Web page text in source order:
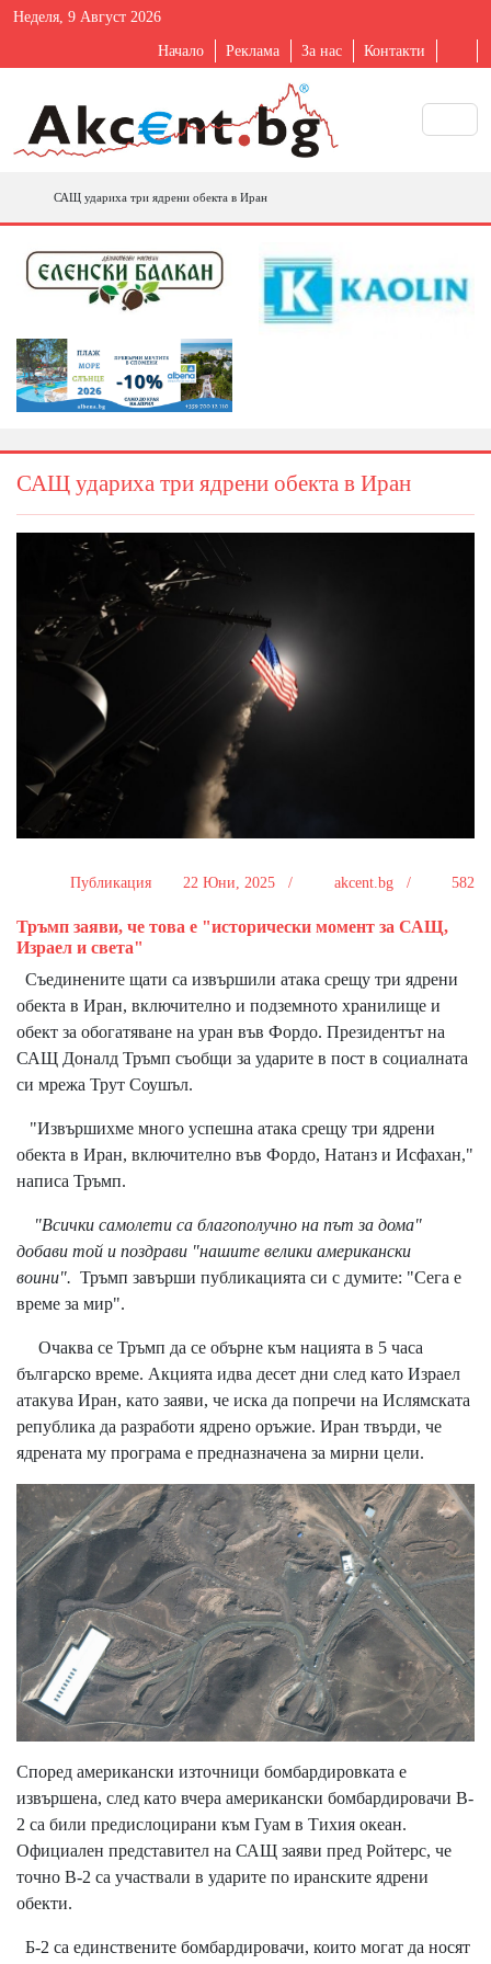
Неделя, 9 Август 2026
Начало Реклама За нас Контакти
САЩ удариха три ядрени обекта в Иран
САЩ удариха три ядрени обекта в Иран
Публикация 22 Юни, 2025 / akcent.bg / 582
Тръмп заяви, че това е "исторически момент за САЩ,
Израел и света"
Съединените щати са извършили атака срещу три ядрени
обекта в Иран, включително и подземното хранилище и
обект за обогатяване на уран във Фордо. Президентът на
САЩ Доналд Тръмп съобщи за ударите в пост в социалната
си мрежа Трут Соушъл.
"Извършихме много успешна атака срещу три ядрени
обекта в Иран, включително във Фордо, Натанз и Исфахан,"
написа Тръмп.
"Всички самолети са благополучно на път за дома"
добави той и поздрави "нашите велики американски
воини". Тръмп завърши публикацията си с думите: "Сега е
време за мир".
Очаква се Тръмп да се обърне към нацията в 5 часа
българско време. Акцията идва десет дни след като Израел
атакува Иран, като заяви, че иска да попречи на Ислямската
република да разработи ядрено оръжие. Иран твърди, че
ядрената му програма е предназначена за мирни цели.
Според американски източници бомбардировката е
извършена, след като вчера американски бомбардировачи B-
2 са били предислоцирани към Гуам в Тихия океан.
Официален представител на САЩ заяви пред Ройтерс, че
точно B-2 са участвали в ударите по иранските ядрени
обекти.
Б-2 са единствените бомбардировачи, които могат да носят